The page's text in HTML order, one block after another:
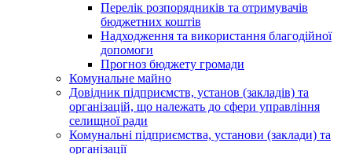
Перелік розпорядників та отримувачів
бюджетних коштів
Надходження та використання благодійної
допомоги
Прогноз бюджету громади
Комунальне майно
Довідник підприємств, установ (закладів) та
організацій, що належать до сфери управління
селищної ради
Комунальні підприємства, установи (заклади) та
організації